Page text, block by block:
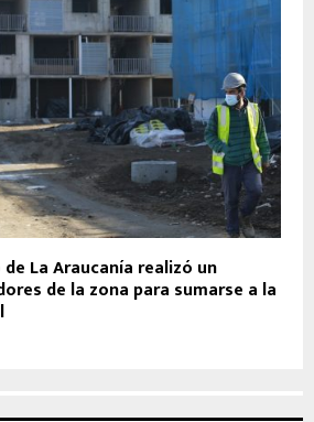
La Araucanía realizó un
de la zona para sumarse a la